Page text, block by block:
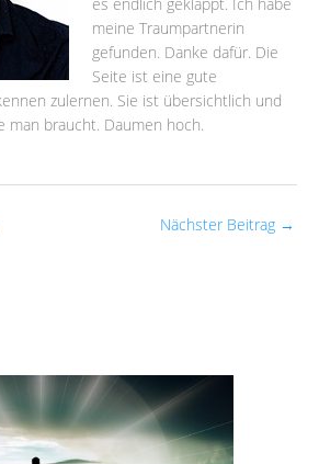
meine Traumpartnerin
gefunden. Danke dafür. Die
Seite ist eine gute
zulernen. Sie ist übersichtlich und
man braucht. Daumen hoch.
Nächster Beitrag →